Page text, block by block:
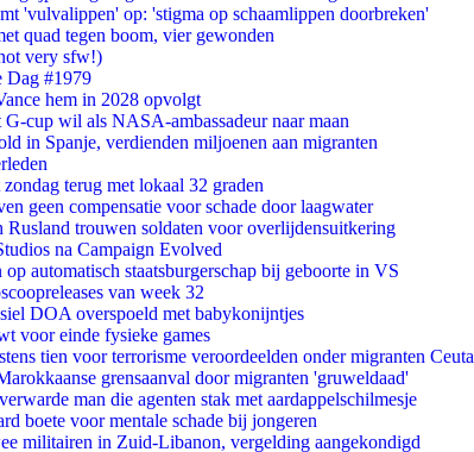
'vulvalippen' op: 'stigma op schaamlippen doorbreken'
quad tegen boom, vier gewonden
very sfw!)
Dag #1979
hem in 2028 opvolgt
cup wil als NASA-ambassadeur naar maan
in Spanje, verdienden miljoenen aan migranten
terug met lokaal 32 graden
geen compensatie voor schade door laagwater
trouwen soldaten voor overlijdensuitkering
na Campaign Evolved
automatisch staatsburgerschap bij geboorte in VS
van week 32
DOA overspoeld met babykonijntjes
voor einde fysieke games
tien voor terrorisme veroordeelden onder migranten Ceuta
grensaanval door migranten 'gruweldaad'
man die agenten stak met aardappelschilmesje
boete voor mentale schade bij jongeren
militairen in Zuid-Libanon, vergelding aangekondigd